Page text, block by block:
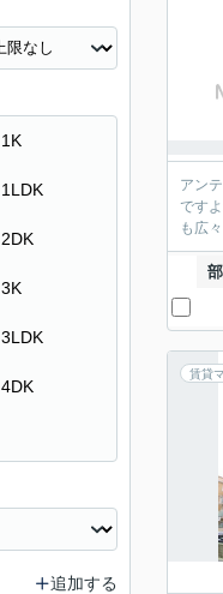
アン
です
も広
賃貸
1K
1LDK
2DK
3K
3LDK
4DK
追加する